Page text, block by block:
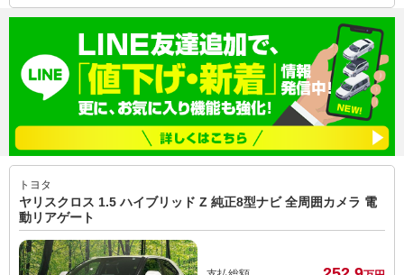
トヨタ
ヤリスクロス 1.5 ハイブリッド Z 純正8型ナビ 全周囲カメラ 電
動リアゲート